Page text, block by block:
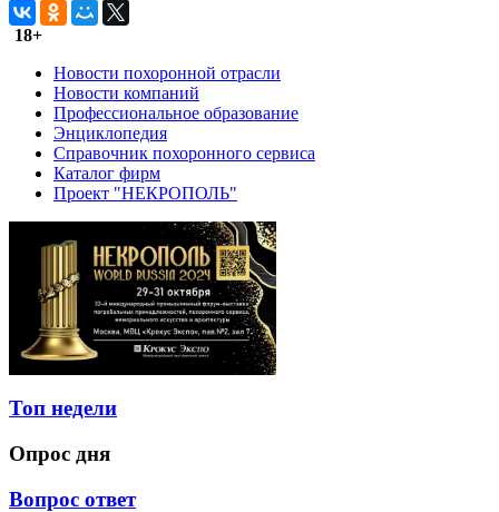
18+
Новости похоронной отрасли
Новости компаний
Профессиональное образование
Энциклопедия
Справочник похоронного сервиса
Каталог фирм
Проект "НЕКРОПОЛЬ"
Топ недели
Опрос дня
Вопрос ответ